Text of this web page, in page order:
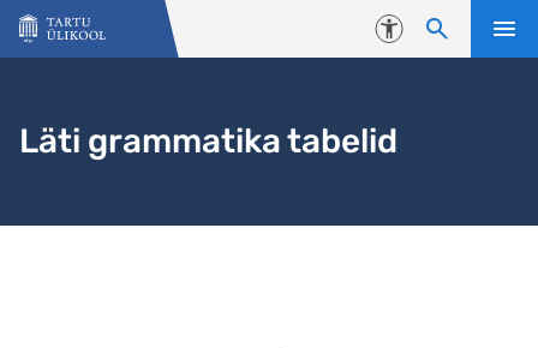
Liigu edasi põhisisu juurde
Juurdepääsetavus
Läti grammatika tabelid